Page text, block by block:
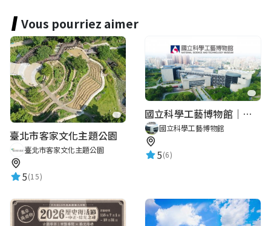
Vous pourriez aimer
臺北市客家文化主題公園
臺北市客家文化主題公園
5(15)
國立科學工藝博物館｜華語智慧導覽
國立科學工藝博物館
5(6)